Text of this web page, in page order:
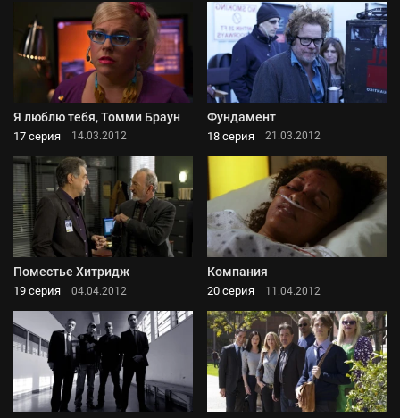
Я люблю тебя, Томми Браун
17 серия 14.03.2012
Фундамент
18 серия 21.03.2012
Поместье Хитридж
19 серия 04.04.2012
Компания
20 серия 11.04.2012